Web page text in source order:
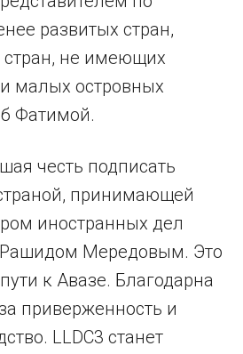
развитых стран,
не имеющих
малых островных
Фатимой.
честь подписать
принимающей
иностранных дел
Рашидом Мередовым. Это
к Авазе. Благодарна
приверженность и
LLDC3 станет